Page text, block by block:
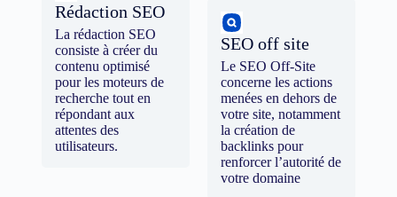
Rédaction SEO
La rédaction SEO
consiste à créer du
contenu optimisé
pour les moteurs de
recherche tout en
répondant aux
attentes des
utilisateurs.
SEO off site
Le SEO Off-Site
concerne les actions
menées en dehors de
votre site, notamment
la création de
backlinks pour
renforcer l’autorité de
votre domaine